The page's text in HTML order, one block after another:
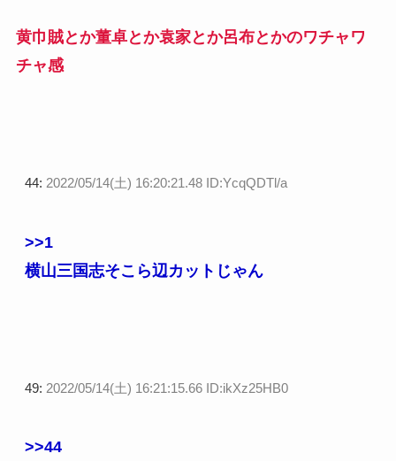
黄巾賊とか董卓とか袁家とか呂布とかのワチャワ
チャ感
44: 2022/05/14(土) 16:20:21.48 ID:YcqQDTl/a
>>1
横山三国志そこら辺カットじゃん
49: 2022/05/14(土) 16:21:15.66 ID:ikXz25HB0
>>44